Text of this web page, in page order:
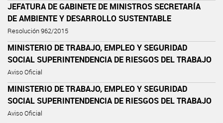
JEFATURA DE GABINETE DE MINISTROS SECRETARÍA
DE AMBIENTE Y DESARROLLO SUSTENTABLE
Resolución 962/2015
MINISTERIO DE TRABAJO, EMPLEO Y SEGURIDAD
SOCIAL SUPERINTENDENCIA DE RIESGOS DEL TRABAJO
Aviso Oficial
MINISTERIO DE TRABAJO, EMPLEO Y SEGURIDAD
SOCIAL SUPERINTENDENCIA DE RIESGOS DEL TRABAJO
Aviso Oficial